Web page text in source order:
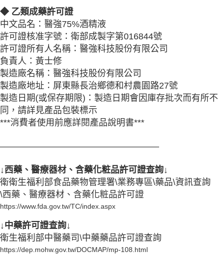
◆ 乙類成藥許可證
中文品名：醫強75%酒精液
許可證核准字號：衛部成製字第016844號
許可證所有人名稱：醫強科技股份有限公司
負責人：黃士修
製造廠名稱：醫強科技股份有限公司
製造廠地址：屏東縣長治鄉德和村農園路27號
製造日期(或保存期限)：製造日期會因庫存批次而有所不
同，請詳見產品包裝標示
***消費者使用前應詳閱產品說明書***
——————————————————
↓西藥、醫療器材、含藥化粧品許可證查詢↓
衛衛生福利部食品藥物管理署\業務專區\藥品\資訊查詢
\西藥、醫療器材、含藥化粧品許可證
https://www.fda.gov.tw/TC/index.aspx
↓中藥許可證查詢↓
衛生福利部中醫藥司\中藥藥品許可證查詢
https://dep.mohw.gov.tw/DOCMAP/mp-108.html